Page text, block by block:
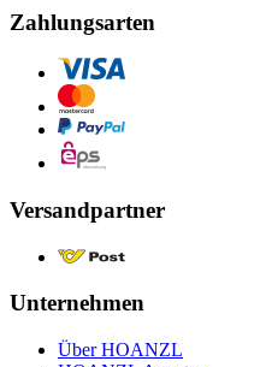
Zahlungsarten
Versandpartner
Unternehmen
Über HOANZL